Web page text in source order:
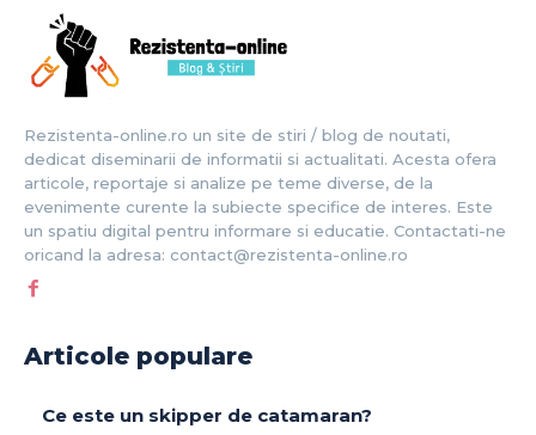
Rezistenta-online.ro un site de stiri / blog de noutati,
dedicat diseminarii de informatii si actualitati. Acesta ofera
articole, reportaje si analize pe teme diverse, de la
evenimente curente la subiecte specifice de interes. Este
un spatiu digital pentru informare si educatie. Contactati-ne
oricand la adresa: contact@rezistenta-online.ro
Articole populare
Ce este un skipper de catamaran?